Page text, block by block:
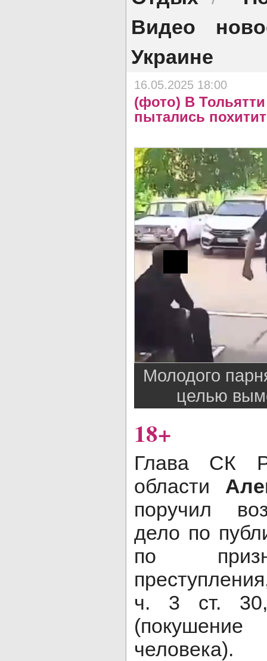
Видео
Украине
16.05.2025 18:00
(фото) В
пытались
Молодого
целью
18+
Глава СК
области
поручил
дело по
по
ч. 3 ст.
человека).